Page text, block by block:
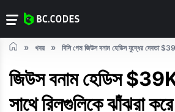
খবর বিসি গেম জিউস বনাম হেডিস যুদ্ধের দেবতা
জিউস বনাম হেডিস
সাথে রিলগুলিকে ঝাঁঝরা করে